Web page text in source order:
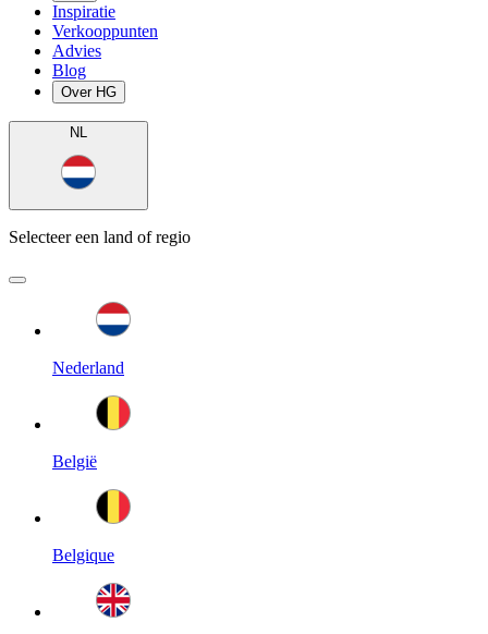
Inspiratie
Verkooppunten
Advies
Blog
Over HG
NL
Selecteer een land of regio
Nederland
België
Belgique